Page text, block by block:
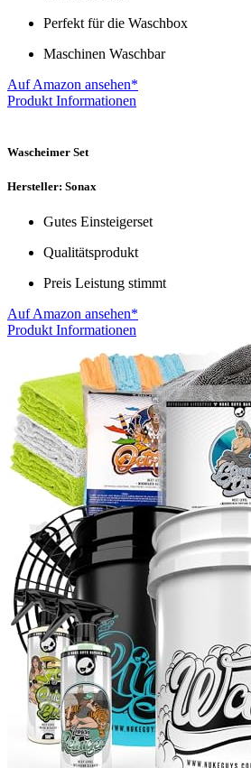
Perfekt für die Waschbox
Maschinen Waschbar
Auf Amazon ansehen*
Produkt Informationen
Wascheimer Set
Hersteller: Sonax
Gutes Einsteigerset
Qualitätsprodukt
Preis Leistung stimmt
Auf Amazon ansehen*
Produkt Informationen